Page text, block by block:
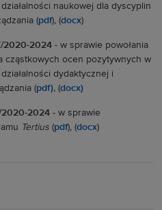
naukowej dla dyscyplin
(pdf), (docx)
2020-2024 - w sprawie powołania
cząstkowych ocen pozytywnych w
dydaktycznej i
(pdf), (docx)
2020-2024 - w sprawie
Tertius (pdf), (docx)